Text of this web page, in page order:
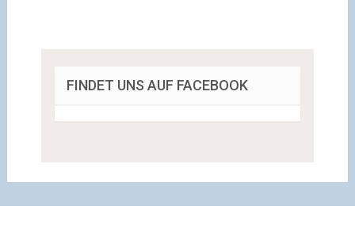
FINDET UNS AUF FACEBOOK